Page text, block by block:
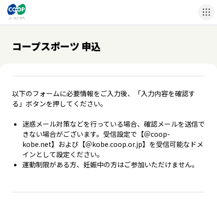
コープスポーツ 申込
以下のフォームに必要情報をご入力後、「入力内容を確認す
る」ボタンを押してください。
迷惑メール対策などを行っている場合、確認メールを送信で
きない場合がございます。受信設定で【＠coop-
kobe.net】および【＠kobe.coop.or.jp】を受信可能なドメ
インとして設定ください。
運動制限がある方、妊娠中の方はご参加いただけません。